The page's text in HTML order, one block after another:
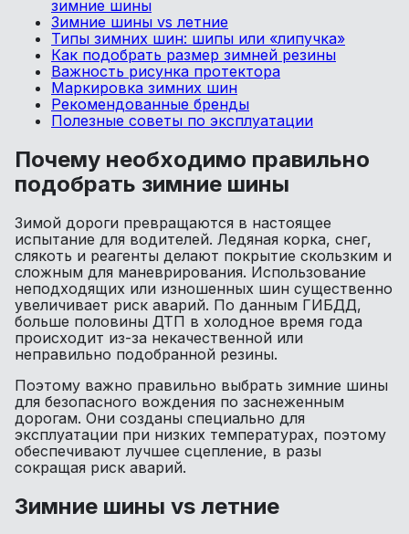
зимние шины
Зимние шины vs летние
Типы зимних шин: шипы или «липучка»
Как подобрать размер зимней резины
Важность рисунка протектора
Маркировка зимних шин
Рекомендованные бренды
Полезные советы по эксплуатации
Почему необходимо правильно
подобрать зимние шины
Зимой дороги превращаются в настоящее
испытание для водителей. Ледяная корка, снег,
слякоть и реагенты делают покрытие скользким и
сложным для маневрирования. Использование
неподходящих или изношенных шин существенно
увеличивает риск аварий. По данным ГИБДД,
больше половины ДТП в холодное время года
происходит из-за некачественной или
неправильно подобранной резины.
Поэтому важно правильно выбрать зимние шины
для безопасного вождения по заснеженным
дорогам. Они созданы специально для
эксплуатации при низких температурах, поэтому
обеспечивают лучшее сцепление, в разы
сокращая риск аварий.
Зимние шины vs летние